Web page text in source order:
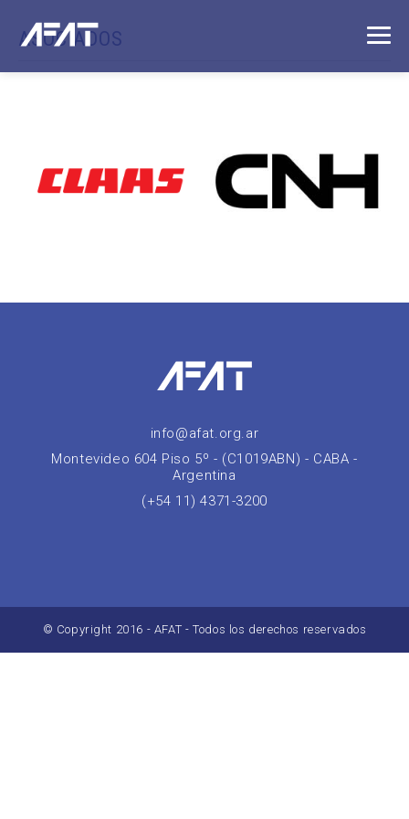
ASOCIADOS
info@afat.org.ar
Montevideo 604 Piso 5º - (C1019ABN) - CABA -
Argentina
(+54 11) 4371-3200
© Copyright 2016 - AFAT - Todos los derechos reservados